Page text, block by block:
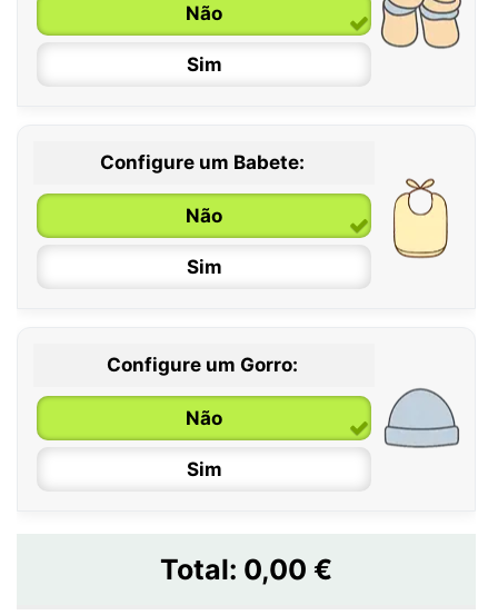
6 / 12 meses
12 / 18 meses
Não
Sim
Configure um Babete:
Não
Sim
Configure um Gorro:
Não
Sim
Total: 0,00 €